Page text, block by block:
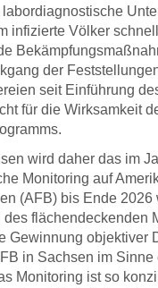
infizierte Völker
der
seit Einführung
für die Wirksamkeit
wird daher das im
Monitoring auf
(AFB) bis Ende 2026
des flächendeckenden
Gewinnung objektiver
in Sachsen im Sinne
Monitoring ist so